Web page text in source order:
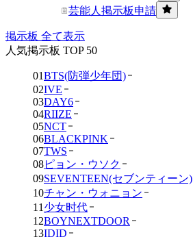
芸能人掲示板申請
掲示板 全て表示
人気掲示板 TOP 50
01BTS(防弾少年団)
02IVE
03DAY6
04RIIZE
05NCT
06BLACKPINK
07TWS
08ピョン・ウソク
09SEVENTEEN(セブンティーン)
10チャン・ウォニョン
11 少女时代
12BOYNEXTDOOR
13IDID